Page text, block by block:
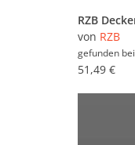
von RZB
gefunden bei
51,49 €